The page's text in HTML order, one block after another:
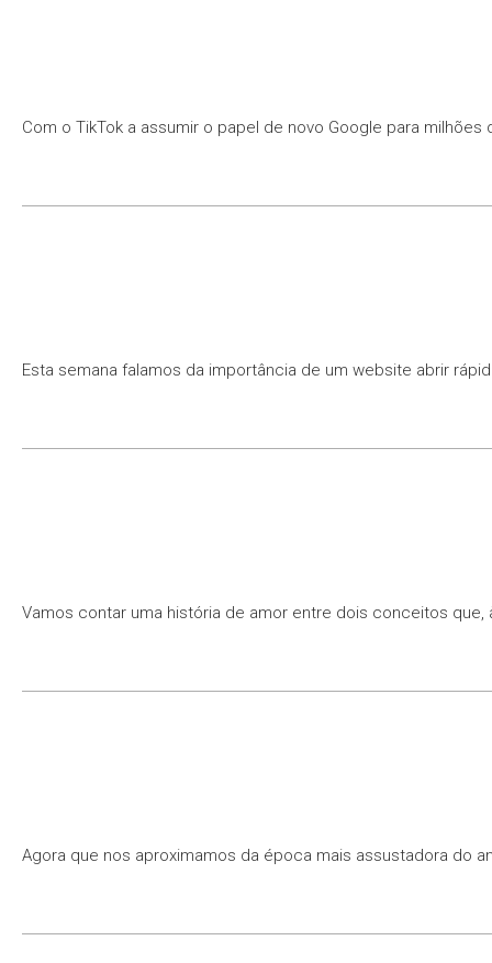
Com o TikTok a assumir o papel de novo Google para
Esta semana falamos da importância de um website abrir
Vamos contar uma história de amor entre dois conceitos
Agora que nos aproximamos da época mais assustadora do